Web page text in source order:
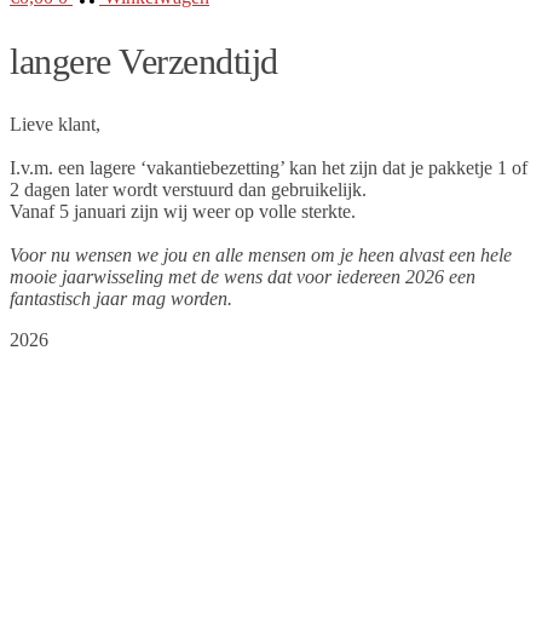
langere Verzendtijd
Lieve klant,
I.v.m. een lagere ‘vakantiebezetting’ kan het zijn dat je pakketje 1 of
2 dagen later wordt verstuurd dan gebruikelijk.
Vanaf 5 januari zijn wij weer op volle sterkte.
Voor nu wensen we jou en alle mensen om je heen alvast een hele
mooie jaarwisseling met de wens dat voor iedereen 2026 een
fantastisch jaar mag worden.
2026